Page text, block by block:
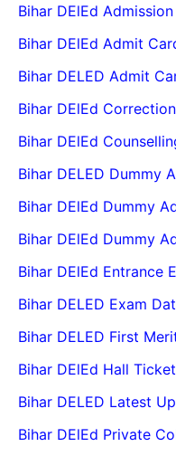
Bihar DElEd
Bihar DElEd Admit
Bihar DELED Admit
Bihar DElEd
Bihar DElEd
Bihar DELED Dummy
Bihar DElEd Dummy
Bihar DElEd Dummy
Bihar DElEd Entrance
Bihar DELED Exam
Bihar DELED First
Bihar DElEd Hall Ticket
Bihar DELED Latest
Bihar DElEd Private